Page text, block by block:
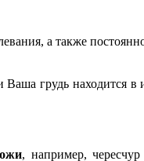
а также
грудь находится в
, например,